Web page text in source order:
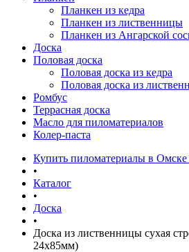
Планкен из кедра
Планкен из лиственницы
Планкен из Ангарской
Доска
Половая доска
Половая доска из кедра
Половая доска из
Ромбус
Террасная доска
Масло для пиломатериалов
Колер-паста
Купить пиломатериалы в Омске
•
Каталог
•
Доска
•
Доска из лиственницы сухая
24x85мм)